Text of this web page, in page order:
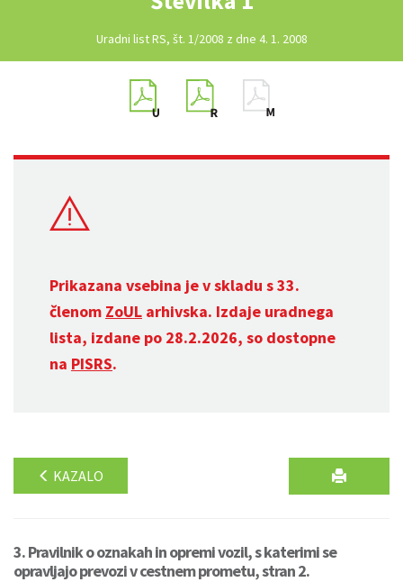
Uradni list RS, št. 1/2008 z dne 4. 1. 2008
Prikazana vsebina je v skladu s 33.
členom ZoUL arhivska. Izdaje uradnega
lista, izdane po 28.2.2026, so dostopne
na PISRS.
KAZALO
3. Pravilnik o oznakah in opremi vozil, s katerimi se
opravljajo prevozi v cestnem prometu, stran 2.